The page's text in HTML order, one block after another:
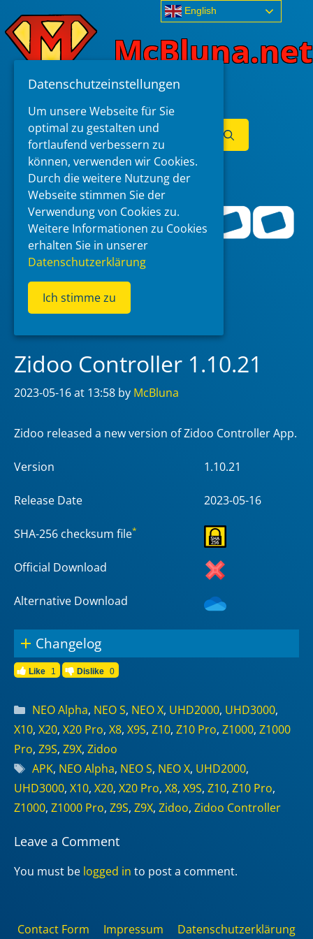
to
content
McBluna.net
Search
for:
Menu
Zidoo Controller 1.10.21
2023-05-16at 13:58 by McBluna
Zidoo released a new version of Zidoo Controller App.
Version 1.10.21
Release Date 2023-05-16
SHA-256 checksum file*
Official Download
Alternative Download
Changelog
Like 1 Dislike 0
Categories
NEO Alpha, NEO S, NEO X, UHD2000, UHD3000,
X10, X20, X20 Pro, X8, X9S, Z10, Z10 Pro, Z1000, Z1000
Pro, Z9S, Z9X, Zidoo
Tags
APK, NEO Alpha, NEO S, NEO X, UHD2000,
UHD3000, X10, X20, X20 Pro, X8, X9S, Z10, Z10 Pro,
Z1000, Z1000 Pro, Z9S, Z9X, Zidoo, Zidoo Controller
Leave a Comment
You must be logged in to post a comment.
Contact Form Impressum Datenschutzerklärung
English
Datenschutzeinstellungen
Um unsere Webseite für Sie
optimal zu gestalten und
fortlaufend verbessern zu
können, verwenden wir Cookies.
Durch die weitere Nutzung der
Webseite stimmen Sie der
Verwendung von Cookies zu.
Weitere Informationen zu Cookies
erhalten Sie in unserer
Datenschutzerklärung
Ich stimme zu